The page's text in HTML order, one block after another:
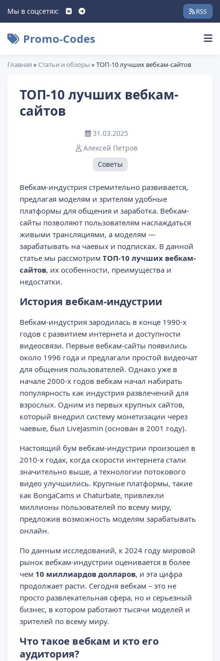
Мы в соцсетях: RSS
Promo-Codes
Главная » Статьи и обзоры » ТОП-10 лучших вебкам-сайтов
ТОП-10 лучших вебкам-
сайтов
31.03.2025
Алексей Петров
Советы
Вебкам-индустрия стремительно развивается,
предлагая моделям и зрителям удобные
платформы для общения и заработка. Вебкам-
сайты позволяют пользователям наслаждаться
живыми трансляциями, а моделям —
зарабатывать на чаевых и подписках. В данной
статье мы рассмотрим ТОП-10 лучших вебкам-
сайтов, их особенности, преимущества и
недостатки.
История вебкам-индустрии
Вебкам-индустрия зародилась в конце 1990-х
годов с развитием интернета и доступности
видеосвязи. Первые вебкам-сайты появились
около 1996 года и предлагали простой видеочат
для общения пользователей. Однако уже в
начале 2000-х годов вебкам начал набирать
популярность как индустрия развлечений для
взрослых. Одним из первых крупных сайтов,
который внедрил систему монетизации через
чаевые, был LiveJasmin (основан в 2001 году).
Настоящий бум вебкам-индустрии произошел в
2010-х годах, когда скорости интернета стали
значительно выше, а технологии потокового
видео улучшились. Крупные платформы, такие
как BongaCams и Chaturbate, привлекли
миллионы пользователей по всему миру,
предложив возможность моделям зарабатывать
онлайн.
По данным исследований, к 2024 году мировой
рынок вебкам-индустрии оценивается в более
чем 10 миллиардов долларов, и эта цифра
продолжает расти. Сегодня вебкам – это не
просто развлекательная сфера, но и серьезный
бизнес, в котором работают тысячи моделей и
зрителей по всему миру.
Что такое вебкам и кто его
аудитория?